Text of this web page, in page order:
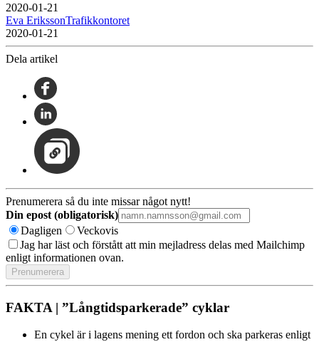
2020-01-21
Eva ErikssonTrafikkontoret
2020-01-21
Dela artikel
Prenumerera så du inte missar något nytt!
Din epost (obligatorisk)
Dagligen
Veckovis
Jag har läst och förstått att min mejladress delas med Mailchimp
enligt informationen ovan.
FAKTA | ”Långtidsparkerade” cyklar
En cykel är i lagens mening ett fordon och ska parkeras enligt